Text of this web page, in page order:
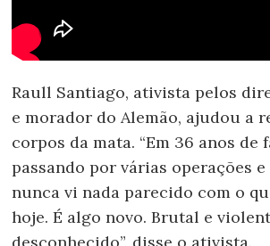
Raull Santiago, ativista pelos
e morador do Alemão, ajudou a
corpos da mata. “Em 36 anos de
passando por várias operações
nunca vi nada parecido com o
hoje. É algo novo. Brutal e